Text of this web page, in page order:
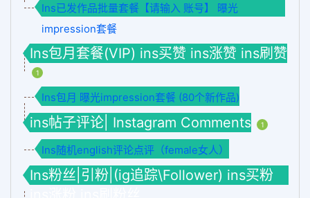
Ins已发作品批量套餐【请输入 账号】 曝光
impression套餐
Ins包月套餐(VIP) ins买赞 ins涨赞 ins刷赞
1
Ins包月 曝光impression套餐 (80个新作品)
ins帖子评论| Instagram Comments 1
Ins随机english评论点评（female女人）
Ins粉丝|引粉|(ig追踪\Follower) ins买粉